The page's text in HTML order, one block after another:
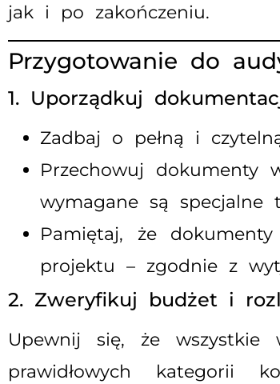
jak i po zakończeniu.
Przygotowanie do
1. Uporządkuj
Zadbaj o pełną i
Przechowuj dokumenty
wymagane są specjalne
Pamiętaj, że
projektu – zgodnie z
2. Zweryfikuj budżet i
Upewnij się, że wszystkie
prawidłowych kategorii